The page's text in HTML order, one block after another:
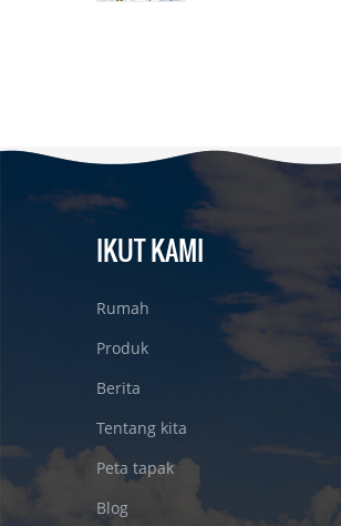
IKUT KAMI
Rumah
Produk
Berita
Tentang kita
Peta tapak
Blog